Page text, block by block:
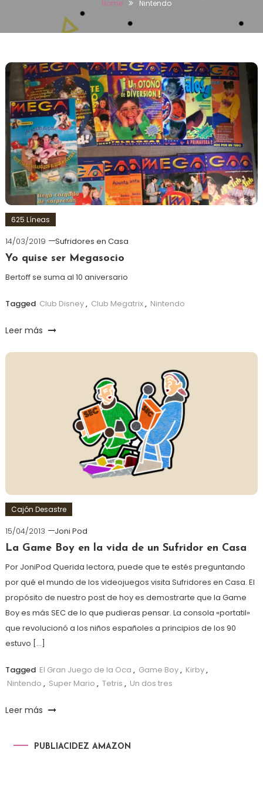
Home Nintendo
625 Líneas
14/03/2019
Sufridores en Casa
Yo quise ser Megasocio
Bertoff se suma al 10 aniversario
Tagged Club Disney, Club Megatrix, Nintendo
Leer más
Cajón Desastre
15/04/2013
Joni Pod
La Game Boy en la vida de un Sufridor en Casa
Por JoniPod Querida lectora, puede que te estés preguntando
por qué el mundo de los videojuegos visita Sufridores en Casa. El
propósito de nuestro post de hoy es demostrarte que la Game
Boy es más SEC de lo que pudieras pensar. La consola «portatil»
que revolucionó a los niños españoles a principios de los 90
estuvo […]
Tagged El Gran Juego de la Oca , Game Boy, Kirby,
Nintendo , Super Mario , Tetris , Un dos tres
Leer más
PUBLIACIDEZ AMAZON